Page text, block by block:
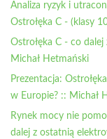
Analiza ryzyk i
Ostrołęka C - (klasy
Ostrołęka C - co
Michał Hetmański
Prezentacja:
w Europie? :: Michał
Rynek mocy nie
dalej z ostatnią